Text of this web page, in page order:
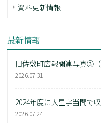
資料更新情報
最新情報
旧佐敷町広報関連写真③
2026.07.31
2024年度に大里字当間で
2026.07.24